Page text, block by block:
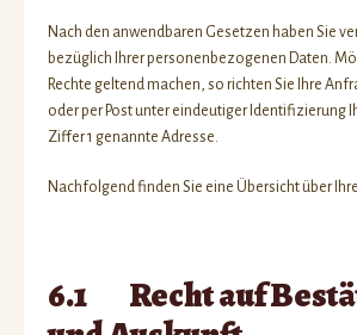
Nach den anwendbaren Gesetzen haben Sie
bezüglich Ihrer personenbezogenen Daten.
Rechte geltend machen, so richten Sie Ihre
oder per Post unter eindeutiger Identifizierung
Ziffer 1 genannte Adresse.
Nachfolgend finden Sie eine Übersicht über Ihre
6.1 Recht auf